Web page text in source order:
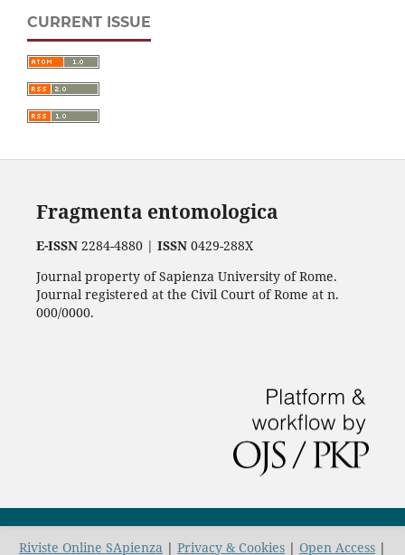
CURRENT ISSUE
Fragmenta entomologica
E-ISSN2284-4880 | ISSN0429-288X
Journal property of Sapienza University of Rome.
Journal registered at the Civil Court of Rome at n.
000/0000.
Riviste Online SApienza | Privacy & Cookies | Open Access |